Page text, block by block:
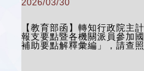
2026/03/30
【教育部函】轉知行政院主
報支要點暨各機關派員參加
補助要點解釋彙編」，請查照